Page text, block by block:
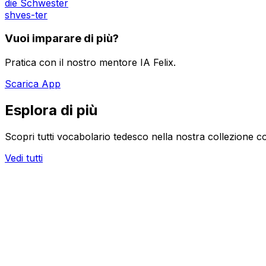
die Schwester
shves-ter
Vuoi imparare di più?
Pratica con il nostro mentore IA Felix.
Scarica App
Esplora di più
Scopri tutti vocabolario tedesco nella nostra collezione
Vedi tutti